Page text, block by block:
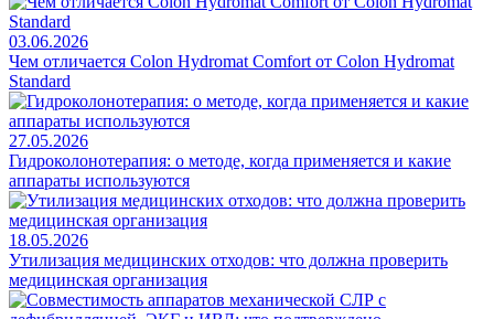
03.06.2026
Чем отличается Colon Hydromat Comfort от Colon Hydromat
Standard
27.05.2026
Гидроколонотерапия: о методе, когда применяется и какие
аппараты используются
18.05.2026
Утилизация медицинских отходов: что должна проверить
медицинская организация